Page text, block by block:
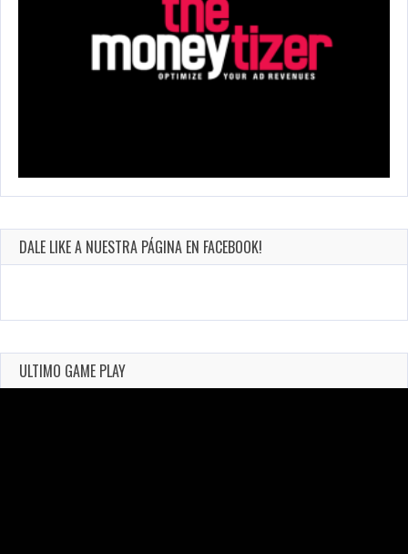
DALE LIKE A NUESTRA PÁGINA EN FACEBOOK!
ULTIMO GAME PLAY